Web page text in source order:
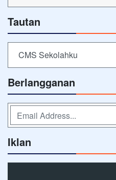
Tautan
CMS Sekolahku
Berlangganan
Iklan